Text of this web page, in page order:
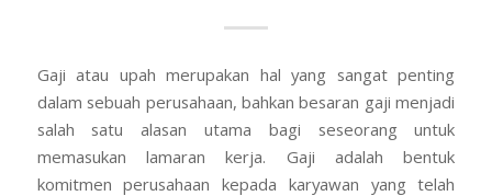
Gaji atau upah merupakan hal yang sangat penting
dalam sebuah perusahaan, bahkan besaran gaji menjadi
salah satu alasan utama bagi seseorang untuk
memasukan lamaran kerja. Gaji adalah bentuk
komitmen perusahaan kepada karyawan yang telah